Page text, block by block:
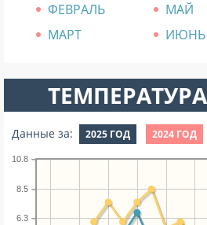
ФЕВРАЛЬ
МАЙ
МАРТ
ИЮНЬ
Данные за: 2025 ГОД 2024 ГОД
6.3
8.5
10.8